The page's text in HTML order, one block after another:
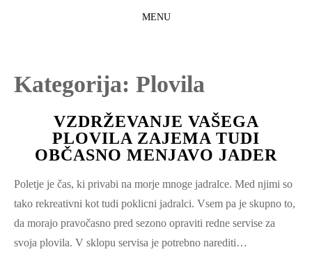
MENU
CONTENT
Kategorija: Plovila
VZDRŽEVANJE VAŠEGA
PLOVILA ZAJEMA TUDI
OBČASNO MENJAVO JADER
Poletje je čas, ki privabi na morje mnoge jadralce. Med njimi so
tako rekreativni kot tudi poklicni jadralci. Vsem pa je skupno to,
da morajo pravočasno pred sezono opraviti redne servise za
svoja plovila. V sklopu servisa je potrebno narediti…